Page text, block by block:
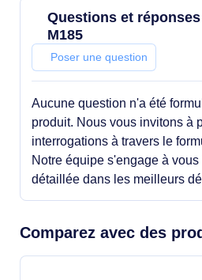
Questions et
M185
Poser une question
Aucune question n'a été
produit. Nous vous invitons à
interrogations à travers le
Notre équipe s'engage à
détaillée dans les meilleurs
Comparez avec des